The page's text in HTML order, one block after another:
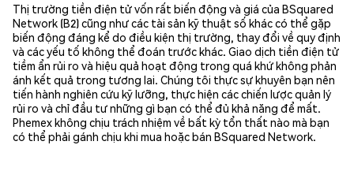
Thị trường tiền điện tử vốn rất biến động và giá của BSquared
Network (B2) cũng như các tài sản kỹ thuật số khác có thể gặp
biến động đáng kể do điều kiện thị trường, thay đổi về quy định
và các yếu tố không thể đoán trước khác. Giao dịch tiền điện tử
tiềm ẩn rủi ro và hiệu quả hoạt động trong quá khứ không phản
ánh kết quả trong tương lai. Chúng tôi thực sự khuyên bạn nên
tiến hành nghiên cứu kỹ lưỡng, thực hiện các chiến lược quản lý
rủi ro và chỉ đầu tư những gì bạn có thể đủ khả năng để mất.
Phemex không chịu trách nhiệm về bất kỳ tổn thất nào mà bạn
có thể phải gánh chịu khi mua hoặc bán BSquared Network.